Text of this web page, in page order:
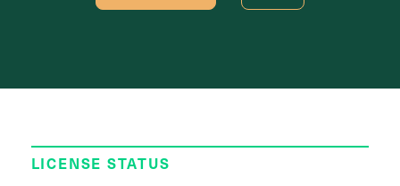
LICENSE STATUS